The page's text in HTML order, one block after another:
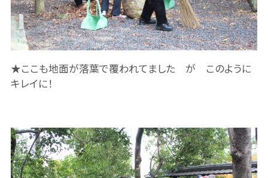
★ここも地面が落葉で覆われてました が このように
キレイに！